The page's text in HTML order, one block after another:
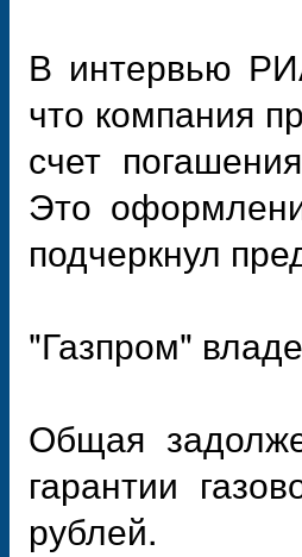
В интервью
что компания
счет
Это
подчеркнул
"Газпром"
Общая
гарантии
рублей.